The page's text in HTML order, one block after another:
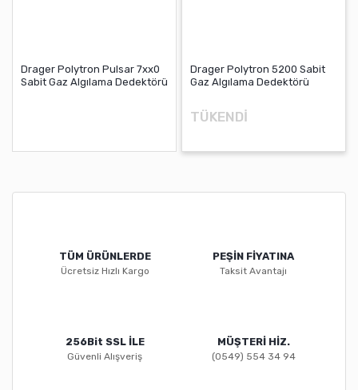
Drager Polytron Pulsar 7xx0
Sabit Gaz Algılama Dedektörü
Drager Polytron 5200 Sabit
Gaz Algılama Dedektörü
TÜKENDİ
TÜM ÜRÜNLERDE
Ücretsiz Hızlı Kargo
PEŞİN FİYATINA
Taksit Avantajı
256Bit SSL İLE
Güvenli Alışveriş
MÜŞTERİ HİZ.
(0549) 554 34 94